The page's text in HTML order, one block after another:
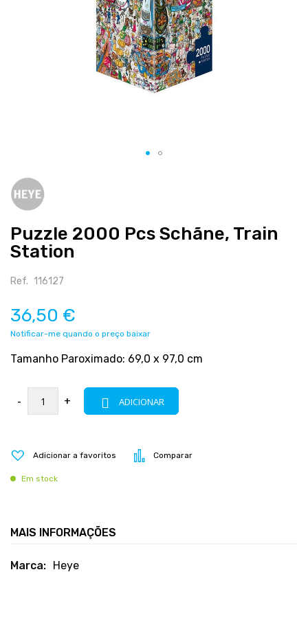
Puzzle 2000 Pcs Schãne, Train
Station
Ref. 116127
36,50 €
Notificar-me quando o preço baixar
Tamanho Paroximado: 69,0 x 97,0 cm
- + ADICIONAR
Adicionar a favoritos Comparar
Em stock
para
o
da
galeria
de
imagens
MAIS INFORMAÇÕES
Mais
Heye